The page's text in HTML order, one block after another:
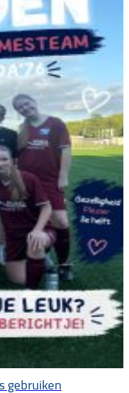
gebruiken